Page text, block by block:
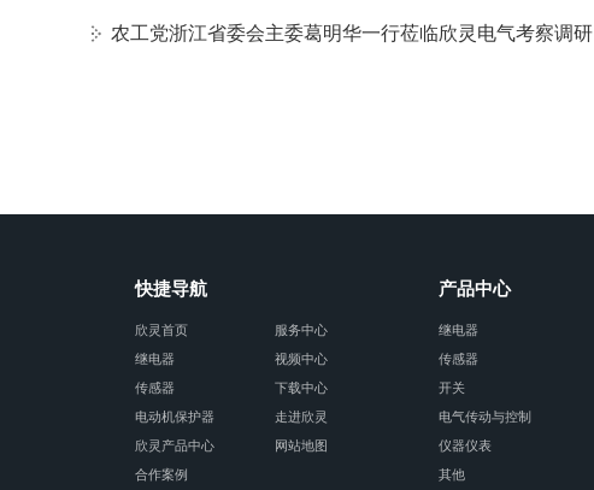
农工党浙江省委会主委葛明华一行莅临欣灵电气考察调研
快捷导航
欣灵首页
服务中心
继电器
视频中心
传感器
下载中心
电动机保护器
走进欣灵
欣灵产品中心
网站地图
合作案例
产品中心
继电器
传感器
开关
电气传动与控制
仪器仪表
其他